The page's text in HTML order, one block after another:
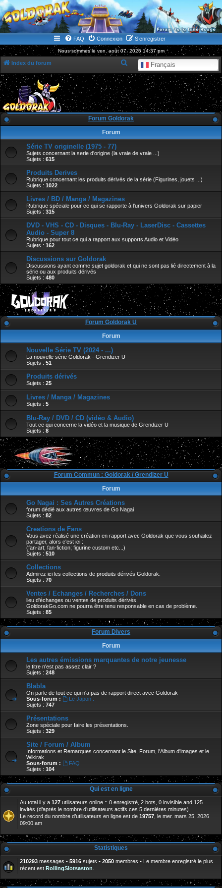
WWW.GOLDORAKGO.COM
le site de la Lune Rouge
FAQ Connexion S’enregistrer
Nous sommes le ven. août 07, 2026 14:37 pm
Index du forum Français
e
c
h
r
Forum Goldorak
Forum
Série TV originelle (1975 - 77)
Sujets concernant la serie d'origine (la vraie de vraie ...)
Sujets : 615
Produits Derives
Rubrique concernant les produits dérivés de la série (Figurines, jouets ...)
Sujets : 1022
Livres / BD / Manga / Magazines
Rubrique spéciale pour ce qui se rapporte à l'univers Goldorak sur papier
Sujets : 315
DVD - VHS - CD - Disques - Blu-Ray - LaserDisc - Cassettes
Audio - Super 8
Rubrique pour tout ce qui a rapport aux supports Audio et Vidéo
Sujets : 162
Discussions sur Goldorak
Discussions ayant comme sujet goldorak et qui ne sont pas lié directement à la
série ou aux produits dérivés
Sujets : 480
Forum Goldorak U
Forum
Nouvelle Série TV (2024 - ...)
La nouvelle série Goldorak - Grendizer U
Sujets : 51
Produits dérivés
Sujets : 25
Livres / Manga / Magazines
Sujets : 5
Blu-Ray / DVD / CD (vidéo & Audio)
Tout ce qui concerne la vidéo et la musique de Grendizer U
Sujets : 8
Forum Commun : Goldorak / Grendizer U
Forum
Go Nagai : Ses Autres Créations
forum dédié aux autres œuvres de Go Nagai
Sujets : 82
Creations de Fans
Vous avez réalisé une création en rapport avec Goldorak que vous souhaitez
partager, alors c'est ici :
(fan-art; fan-fiction; figurine custom etc...)
Sujets : 510
Collections
Admirez ici les collections de produits dérivés Goldorak.
Sujets : 70
Ventes / Echanges / Recherches / Dons
lieu d'échanges ou ventes de produits dérivés.
GoldorakGo.com ne pourra être tenu responsable en cas de problème.
Sujets : 85
Forum Divers
Forum
Les autres émissions marquantes de notre jeunesse
le titre n'est pas assez clair ?
Sujets : 248
Blabla
On parle de tout ce qui n'a pas de rapport direct avec Goldorak
Sous-forum :
Le Japon :
Sujets : 747
Présentations
Zone spéciale pour faire les présentations.
Sujets : 329
Site / Forum / Album
Informations et Remarques concernant le Site, Forum, l'Album d'images et le
Wikirak
Sous-forum :
FAQ
Sujets : 104
Qui est en ligne
Au total il y a 127 utilisateurs online :: 0 enregistré, 2 bots, 0 invisible and 125
invités (d’après le nombre d’utilisateurs actifs ces 5 dernières minutes)
Le record du nombre d’utilisateurs en ligne est de 19757 , le mer. mars 25, 2026
09:00 am
Statistiques
210293 messages • 5916 sujets • 2050 membres • Le membre enregistré le plus
récent est RollingSlotsaston